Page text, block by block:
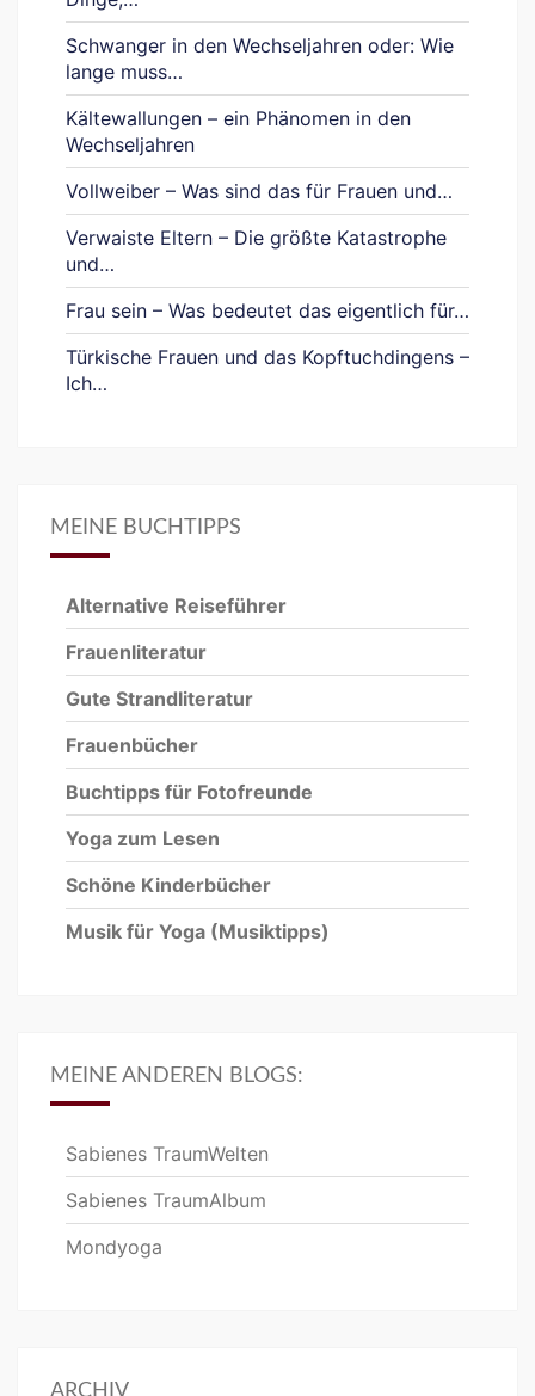
Schwanger in den Wechseljahren oder: Wie
lange muss…
Kältewallungen – ein Phänomen in den
Wechseljahren
Vollweiber – Was sind das für Frauen und…
Verwaiste Eltern – Die größte Katastrophe
und…
Frau sein – Was bedeutet das eigentlich für…
Türkische Frauen und das Kopftuchdingens –
Ich…
MEINE BUCHTIPPS
Alternative Reiseführer
Frauenliteratur
Gute Strandliteratur
Frauenbücher
Buchtipps für Fotofreunde
Yoga zum Lesen
Schöne Kinderbücher
Musik für Yoga (Musiktipps)
MEINE ANDEREN BLOGS:
Sabienes TraumWelten
Sabienes TraumAlbum
Mondyoga
ARCHIV